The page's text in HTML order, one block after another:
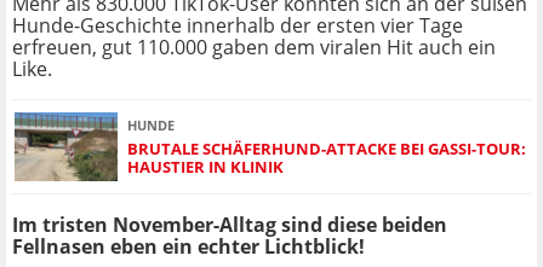
Hunde-Geschichte innerhalb der ersten vier Tage
erfreuen, gut 110.000 gaben dem viralen Hit auch ein
Like.
HUNDE
BRUTALE SCHÄFERHUND-ATTACKE BEI GASSI-TOUR:
HAUSTIER IN KLINIK
Im tristen November-Alltag sind diese beiden
Fellnasen eben ein echter Lichtblick!